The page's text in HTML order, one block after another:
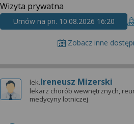
Wizyta prywatna
Umów na pn. 10.08.2026 16:20
Zobacz inne
lek.Ireneusz Mizerski
lekarz chorób wewnętrznych,
medycyny lotniczej